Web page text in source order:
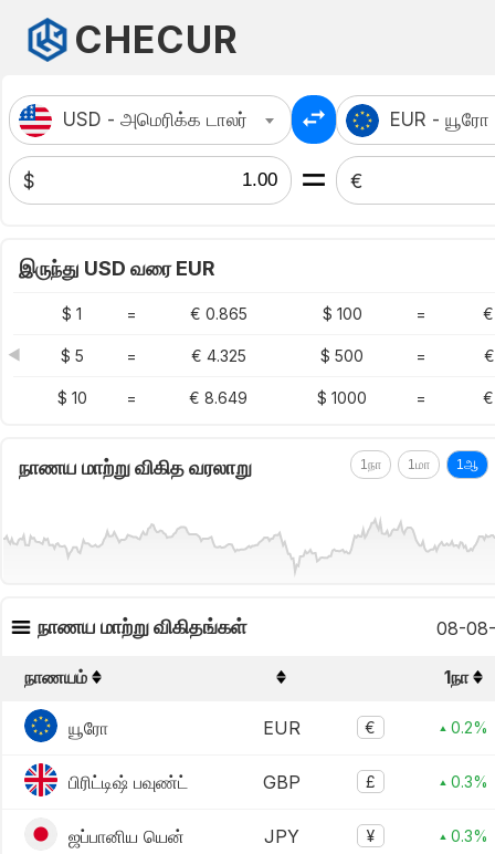
CHECUR
USD - அமெரிக்க டாலர் EUR - யூரோ
$ €
இருந்து USD வரை EUR
$ 1 = € 0.865 $ 100 =
$ 5 = € 4.325 $ 500 =
$ 10 = € 8.649 $ 1000 =
◀
நாணய மாற்று விகித வரலாறு 1நா 1மா 1ஆ
நாணய மாற்று விகிதங்கள் 08-
நாணயம் 1நா
யூரோ EUR € ▴ 0.2%
பிரிட்டிஷ் பவுண்ட் GBP £ ▴ 0.3%
ஜப்பானிய யென் JPY ¥ ▴ 0.3%